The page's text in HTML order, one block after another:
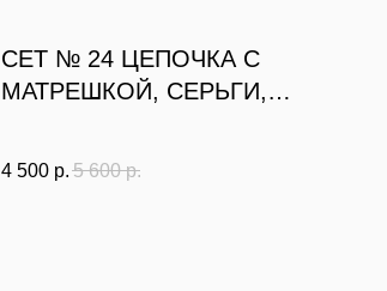
СЕТ № 24 ЦЕПОЧКА С
МАТРЕШКОЙ, СЕРЬГИ,
4 500 р. 5 600 р.